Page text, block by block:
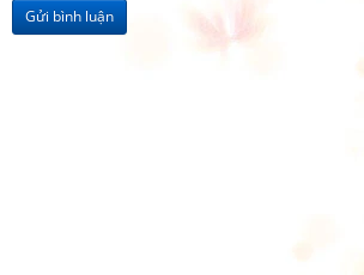
Gửi bình luận